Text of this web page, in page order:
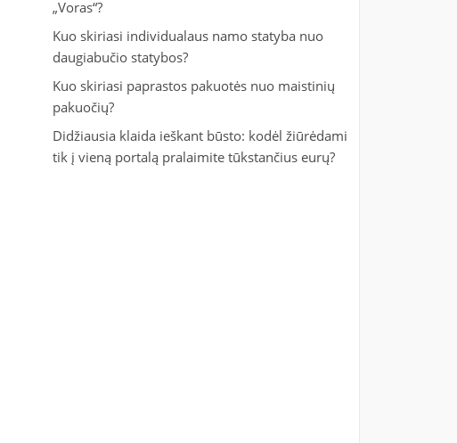
„Voras“?
Kuo skiriasi individualaus namo statyba nuo
daugiabučio statybos?
Kuo skiriasi paprastos pakuotės nuo maistinių
pakuočių?
Didžiausia klaida ieškant būsto: kodėl žiūrėdami
tik į vieną portalą pralaimite tūkstančius eurų?